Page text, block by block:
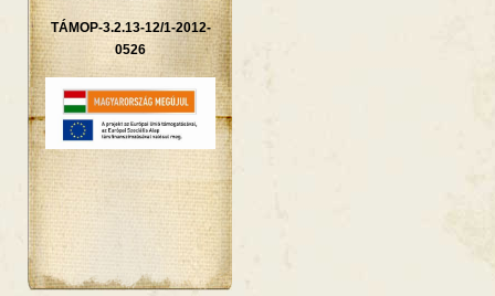
TÁMOP-3.2.13-12/1-2012-
0526